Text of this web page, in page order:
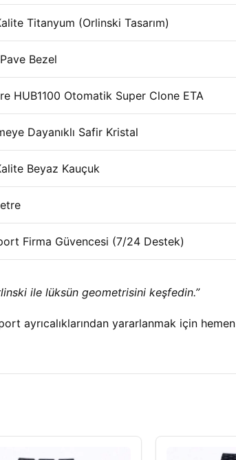
Titanyum (Orlinski Tasarım)
Bezel
HUB1100 Otomatik Super Clone ETA
Dayanıklı Safir Kristal
Beyaz Kauçuk
Firma Güvencesi (7/24 Destek)
ile lüksün geometrisini keşfedin.”
ayrıcalıklarından yararlanmak için hemen